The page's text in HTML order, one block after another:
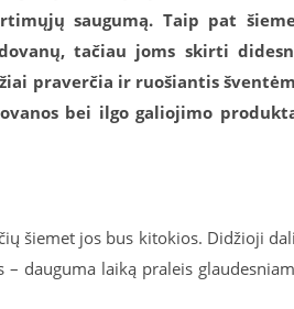
saugumą. Taip pat
tačiau joms skirti
praverčia ir ruošiantis
bei ilgo galiojimo
šiemet jos bus kitokios. Didžioji
dauguma laiką praleis